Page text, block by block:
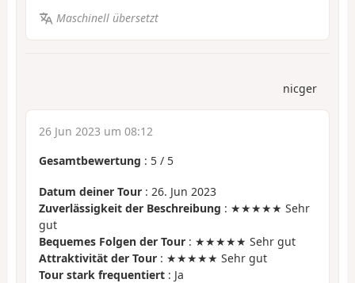
Maschinell übersetzt
nicger
26 Jun 2023 um 08:12
Gesamtbewertung : 5 / 5
Datum deiner Tour : 26. Jun 2023
Zuverlässigkeit der Beschreibung : ★★★★★ Sehr
gut
Bequemes Folgen der Tour : ★★★★★ Sehr gut
Attraktivität der Tour : ★★★★★ Sehr gut
Tour stark frequentiert : Ja